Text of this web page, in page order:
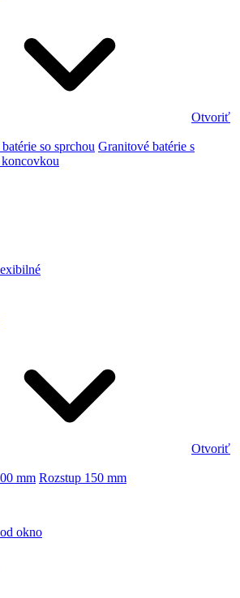
Otvoriť
so sprchou Granitové batérie s
Otvoriť
mm Rozstup 150 mm
okno